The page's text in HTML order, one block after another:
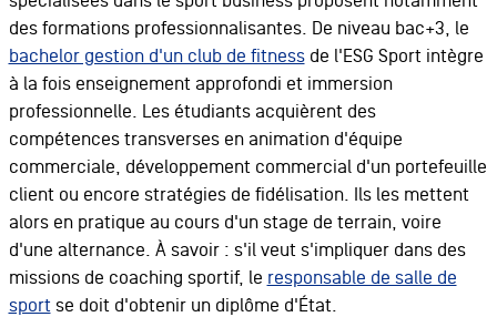
des formations professionnalisantes. De niveau bac+3, le
bachelor gestion d'un club de fitnessde l'ESG Sport intègre
à la fois enseignement approfondi et immersion
professionnelle. Les étudiants acquièrent des
compétences transverses en animation d'équipe
commerciale, développement commercial d'un portefeuille
client ou encore stratégies de fidélisation. Ils les mettent
alors en pratique au cours d'un stage de terrain, voire
d'une alternance. À savoir : s'il veut s'impliquer dans des
missions de coaching sportif, le responsable de salle de
sportse doit d'obtenir un diplôme d'État.